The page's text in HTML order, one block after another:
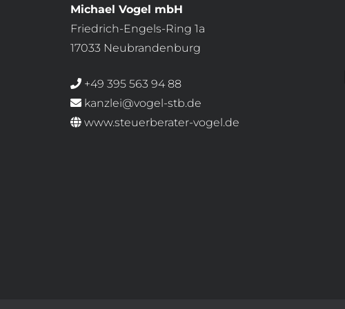
Michael Vogel mbH
Friedrich-Engels-Ring 1a
17033 Neubrandenburg
+49 395 563 94 88
kanzlei@vogel-stb.de
www.steuerberater-vogel.de